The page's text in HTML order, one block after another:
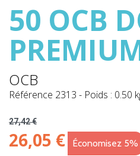
50 OCB
OCB
Référence 2313 - Poids : 0.50
27,42 €
26,05 € Économisez 5%